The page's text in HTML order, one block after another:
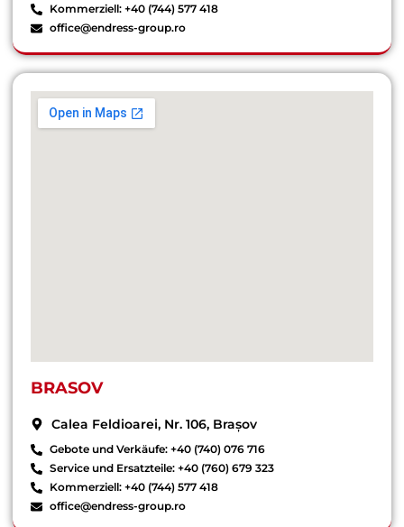
Kommerziell: +40 (744) 577 418
office@endress-group.ro
BRASOV
Calea Feldioarei, Nr. 106, Brașov
Gebote und Verkäufe: +40 (740) 076 716
Service und Ersatzteile: +40 (760) 679 323
Kommerziell: +40 (744) 577 418
office@endress-group.ro